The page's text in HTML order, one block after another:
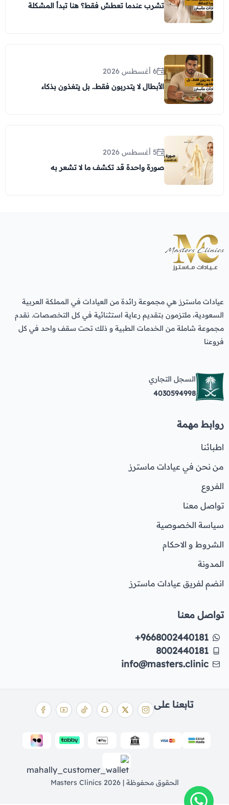
تشرب عندما تعطش فقط؟ هنا تبدأ المشكلة
6 أغسطس 2026
الأبطال لا يتدربون فقط.. بل يتغذون بذكاء
5 أغسطس 2026
صورة واحدة قد تكشف ما لا تشعر به
عيادات ماسترز هي مجموعة رائدة من العيادات في المملكة العربية
السعودية، ملتزمون بتقديم رعاية استثنائية في كل التخصصات. نقدم
مجموعة شاملة من الخدمات الطبية و ذلك تحت سقف واحد في كل
فروعنا
السجل التجاري
4030594998
روابط مهمة
اطبائنا
من نحن في عيادات ماسترز
الفروع
تواصل معنا
سياسة الخصوصية
الشروط و الاحكام
المدونة
انضم لفريق عيادات ماسترز
تواصل معنا
+9668002440181
8002440181
info@masters.clinic
الحقوق محفوظة | 2026 Masters Clinics
تابعنا على